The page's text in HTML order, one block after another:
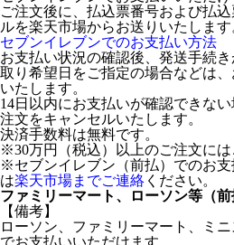
ご注文後に、払込票番号および払
ルを楽天市場からお送りいたします
セブンイレブンでのお支払い方法
お支払い状況の確認後、発送手続
取り希望日をご指定の場合などは
いたします。
14日以内にお支払いが確認できな
注文をキャンセルいたします。
決済手数料は無料です。
※30万円（税込）以上のご注文には
※セブンイレブン（前払）でのお
は楽天市場までご連絡 ください。
ファミリーマート、ローソン等（前
【備考】
ローソン、ファミリーマート、ミ
でお支払いいただけます。